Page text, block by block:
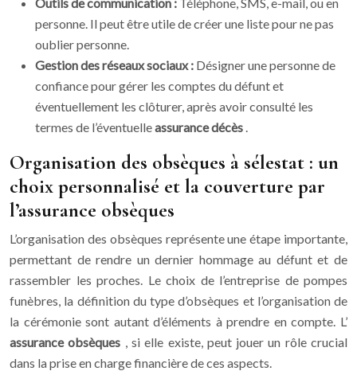
personne. Il peut être utile de créer une liste pour ne pas
oublier personne.
Gestion des réseaux sociaux : Désigner une personne de
confiance pour gérer les comptes du défunt et
éventuellement les clôturer, après avoir consulté les
termes de l’éventuelleassurance décès .
Organisation des obsèques à sélestat : un
choix personnalisé et la couverture par
l’assurance obsèques
L’organisation des obsèques représente une étape importante,
permettant de rendre un dernier hommage au défunt et de
rassembler les proches. Le choix de l’entreprise de pompes
funèbres, la définition du type d’obsèques et l’organisation de
la cérémonie sont autant d’éléments à prendre en compte. L’
assurance obsèques , si elle existe, peut jouer un rôle crucial
dans la prise en charge financière de ces aspects.